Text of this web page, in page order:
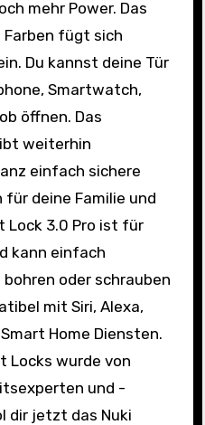
mehr Power. Das
Farben fügt sich
Du kannst deine Tür
Smartwatch,
öffnen. Das
weiterhin
einfach sichere
deine Familie und
Lock 3.0 Pro ist für
kann einfach
oder schrauben
mit Siri, Alexa,
Home Diensten.
Locks wurde von
und -
dir jetzt das Nuki